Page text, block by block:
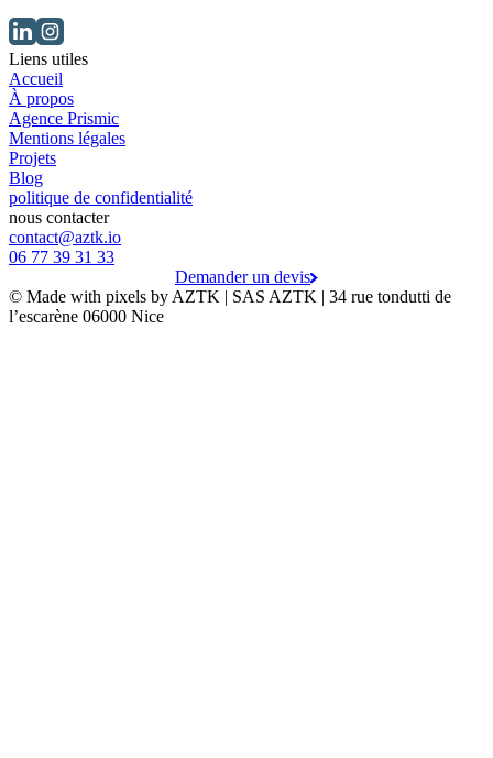
Liens utiles
Accueil
À propos
Agence Prismic
Mentions légales
Projets
Blog
politique de confidentialité
nous contacter
contact@aztk.io
06 77 39 31 33
Demander un devis
© Made with pixels by AZTK | SAS AZTK | 34 rue tondutti de
l’escarène 06000 Nice